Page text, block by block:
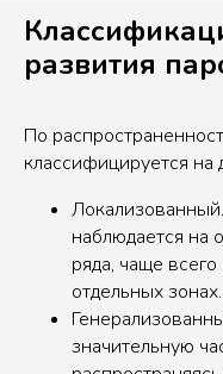
развития
По
классифицируется на
наблюдается на
ряда, чаще
отдельных зонах.
значительную